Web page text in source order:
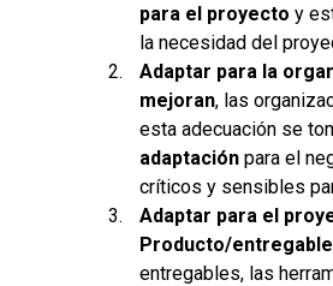
para el proyecto y
la necesidad del
Adaptar para la
mejoran, las
esta adecuación se
adaptación para el
críticos y sensibles
Adaptar para el
Producto/
entregables, las